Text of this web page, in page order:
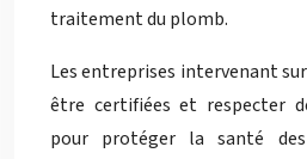
traitement du plomb.
Les entreprises intervenant
être certifiées et respecter
pour protéger la santé